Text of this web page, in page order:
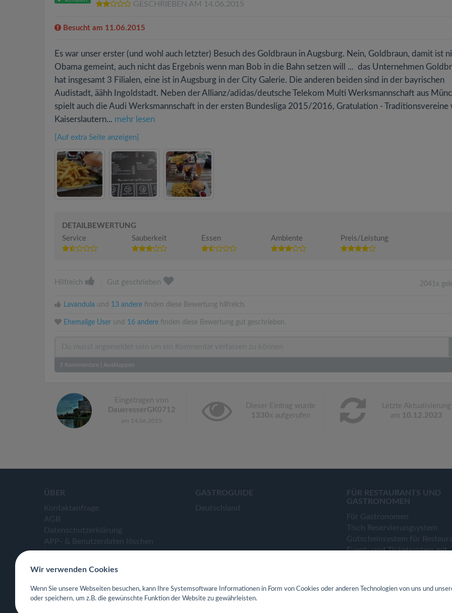
GESCHRIEBEN AM 14.06.2015
Besucht am 11.06.2015
Es war unser erster (und wohl auch letzter) Besuch des Goldbraun in Augsburg. Nein, Goldbraun, damit ist
Obama gemeint, auch nicht das Ergebnis wenn man Bob in die Bahn setzen will ... das Unternehmen
hat insgesamt 3 Filialen, eine ist in Augsburg in der City Galerie. Die anderen beiden sind in der bayrischen
Audistadt, äähh Ingoldstadt. Neben der Allianz/adidas/deutsche Telekom Multi Werksmannschaft aus
spielt auch die Audi Werksmannschaft in der ersten Bundesliga 2015/2016, Gratulation - Traditionsvereine
Kaiserslautern... mehr lesen
[Auf extra Seite anzeigen]
DETAILBEWERTUNG
Service
Sauberkeit Essen Ambiente Preis/Leistung
Hilfreich Gut geschrieben 2041x
Lavandula und 13 andere finden diese Bewertung hilfreich.
Ehemalige User und 16 andere finden diese Bewertung gut geschrieben.
3 Kommentare Ausklappen
Eingetragen von
DaueresserGK0712
am 14.06.2015
Dieser Eintrag wurde
1330x aufgerufen
Letzte Aktualisierung
am 10.12.2023
ÜBER
Kontaktanfrage
AGB
Datenschutzerklärung
APP- & Benutzerdaten löschen
Impressum
GASTROGUIDE
Deutschland
FÜR RESTAURANTS UND
GASTRONOMEN
Für Gastronomen
Tisch Reservierungsystem
Gutscheinsystem für
Event- und Ticketsystem mit
Webseiten für Restaurant
Wir verwenden Cookies
Wenn Sie unsere Webseiten besuchen, kann Ihre Systemsoftware Informationen in Form von Cookies oder anderen Technologien von uns und
oder speichern, um z.B. die gewünschte Funktion der Website zu gewährleisten.